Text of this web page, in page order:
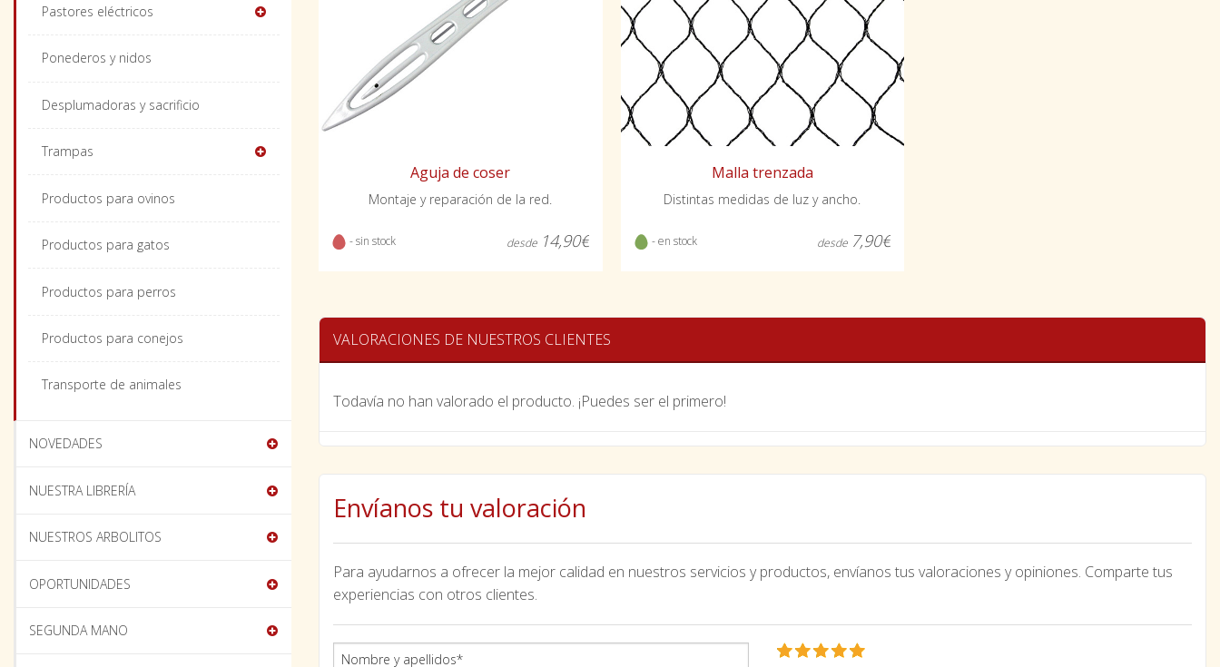
Aguja de coser
Montaje y reparación de la red.
- sin stock desde 14,90€
Malla trenzada
Distintas medidas de luz y ancho.
- en stock desde 7,90€
VALORACIONES DE NUESTROS CLIENTES
Todavía no han valorado el producto. ¡Puedes ser el primero!
Envíanos tu valoración
Para ayudarnos a ofrecer la mejor calidad en nuestros servicios y productos, envíanos tus valoraciones y opiniones. Comparte tus
experiencias con otros clientes.
Pastores eléctricos
Ponederos y nidos
Desplumadoras y sacrificio
Trampas
Productos para ovinos
Productos para gatos
Productos para perros
Productos para conejos
Transporte de animales
NOVEDADES
NUESTRA LIBRERÍA
NUESTROS ARBOLITOS
OPORTUNIDADES
SEGUNDA MANO